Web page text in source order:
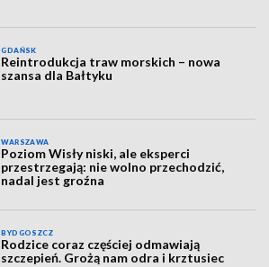
GDAŃSK
Reintrodukcja traw morskich – nowa
szansa dla Bałtyku
WARSZAWA
Poziom Wisły niski, ale eksperci
przestrzegają: nie wolno przechodzić,
nadal jest groźna
BYDGOSZCZ
Rodzice coraz częściej odmawiają
szczepień. Grożą nam odra i krztusiec